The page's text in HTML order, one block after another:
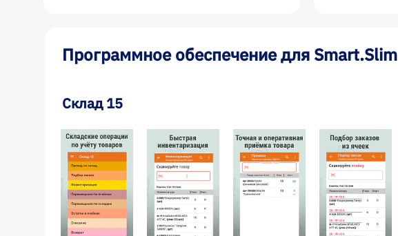
Программное обеспечение для Smart.Slim
Склад 15